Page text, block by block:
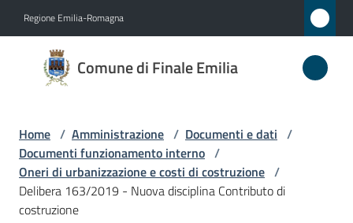
Regione Emilia-Romagna
Comune di Finale Emilia
Comune
di
Emilia
Amministrazione
Menu selezionato
Home / Amministrazione / Documenti e dati /
Documenti funzionamento interno /
Oneri di urbanizzazione e costi di costruzione /
Delibera 163/2019 - Nuova disciplina Contributo di
costruzione